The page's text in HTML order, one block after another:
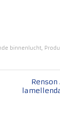
binnenlucht,